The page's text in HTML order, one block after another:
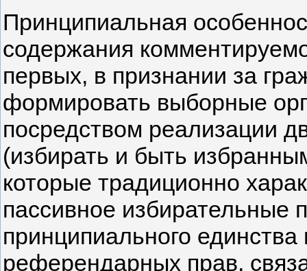
Принципиальная
содержания
первых, в признании за
формировать выборные
посредством реализации
(избирать и быть
которые традиционно
пассивное избирательные
принципиального
референдарных прав,